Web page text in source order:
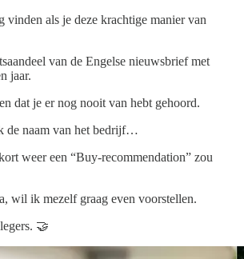
vinden als je deze krachtige manier van
van de Engelse nieuwsbrief met
jaar.
dat je er nog nooit van hebt gehoord.
de naam van het bedrijf…
weer een “Buy-recommendation” zou
wil ik mezelf graag even voorstellen.
🤝